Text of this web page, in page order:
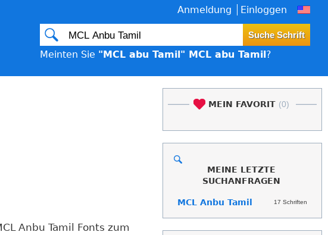
Meinten Sie "MCL abu Tamil" MCL abu Tamil?
Anmeldung Einloggen
Anbu Tamil Fonts zum
MEIN FAVORIT (0)
MEINE LETZTE
SUCHANFRAGEN
17 Schriften
MCL Anbu Tamil